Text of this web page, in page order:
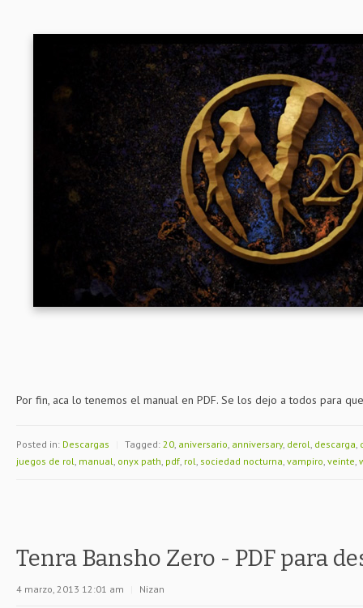
Por fin, aca lo tenemos el manual en PDF. Se los dejo a todos para
Posted in: Descargas Tagged: 20, aniversario, anniversary, derol, descarga,
juegos de rol, manual, onyx path, pdf, rol, sociedad nocturna, vampiro, veinte,
Tenra Bansho Zero - PDF para
4 marzo, 2013 12:01 am Nizan